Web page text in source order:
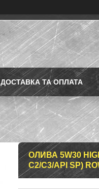
ДОСТАВКА ТА ОПЛАТА
ОЛИВА 5W30
C2/C3/API SP)